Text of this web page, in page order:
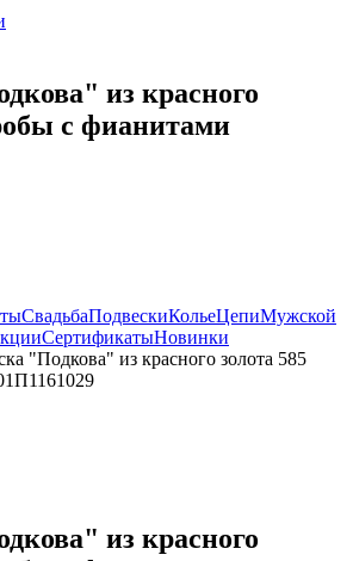
из красного
с фианитами
СвадьбаПодвескиКольеЦепиМужской
СертификатыНовинки
"Подкова" из красного золота 585
из красного